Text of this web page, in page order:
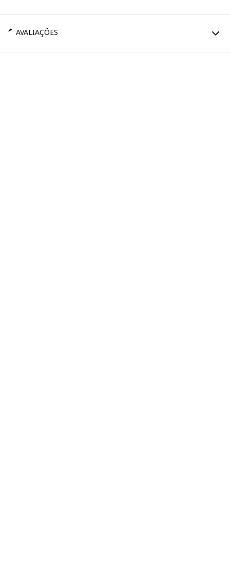
AVALIAÇÕES